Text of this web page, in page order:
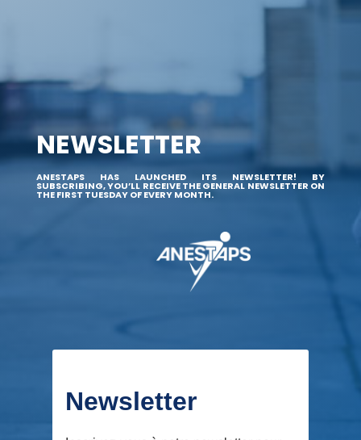
NEWSLETTER
ANESTAPS HAS LAUNCHED ITS NEWSLETTER! BY
SUBSCRIBING, YOU’LL RECEIVE THE GENERAL NEWSLETTER ON
THE FIRST TUESDAY OF EVERY MONTH.